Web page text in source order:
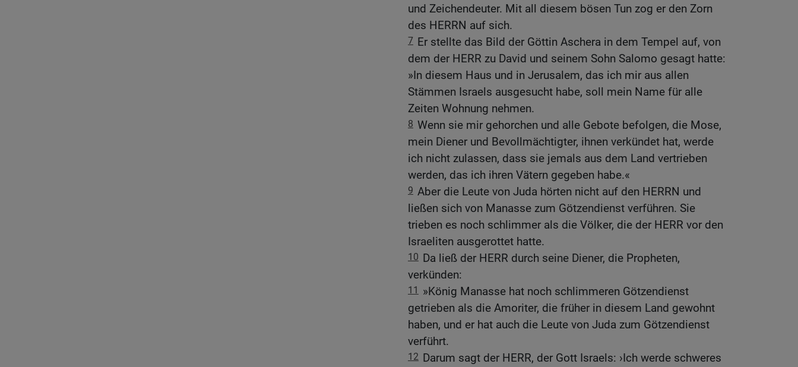
und Zeichendeuter. Mit all diesem bösen Tun zog er den Zorn
des HERRN auf sich.
7 Er stellte das Bild der Göttin Aschera in dem Tempel auf, von
dem der HERR zu David und seinem Sohn Salomo gesagt hatte:
»In diesem Haus und in Jerusalem, das ich mir aus allen
Stämmen Israels ausgesucht habe, soll mein Name für alle
Zeiten Wohnung nehmen.
8 Wenn sie mir gehorchen und alle Gebote befolgen, die Mose,
mein Diener und Bevollmächtigter, ihnen verkündet hat, werde
ich nicht zulassen, dass sie jemals aus dem Land vertrieben
werden, das ich ihren Vätern gegeben habe.«
9 Aber die Leute von Juda hörten nicht auf den HERRN und
ließen sich von Manasse zum Götzendienst verführen. Sie
trieben es noch schlimmer als die Völker, die der HERR vor den
Israeliten ausgerottet hatte.
10 Da ließ der HERR durch seine Diener, die Propheten,
verkünden:
11
»König Manasse hat noch schlimmeren Götzendienst
getrieben als die Amoriter, die früher in diesem Land gewohnt
haben, und er hat auch die Leute von Juda zum Götzendienst
verführt.
12 Darum sagt der HERR, der Gott Israels: ›Ich werde schweres